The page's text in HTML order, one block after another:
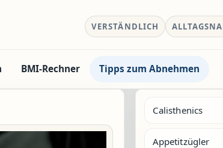
VERSTÄNDLICH
BMI-Rechner Tipps zum Abnehmen
Calisthenics
Appetitzügler